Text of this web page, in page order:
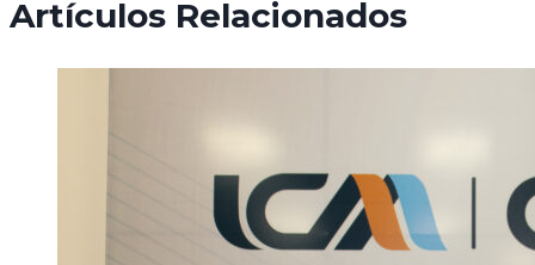
Artículos Relacionados